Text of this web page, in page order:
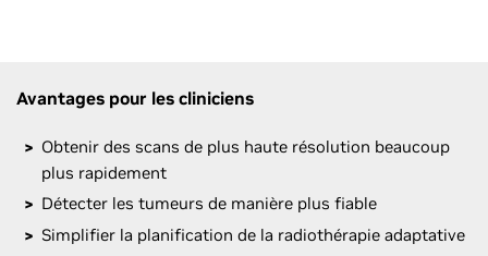
Avantages pour les cliniciens
Obtenir des scans de plus haute résolution beaucoup
plus rapidement
Détecter les tumeurs de manière plus fiable
Simplifier la planification de la radiothérapie adaptative